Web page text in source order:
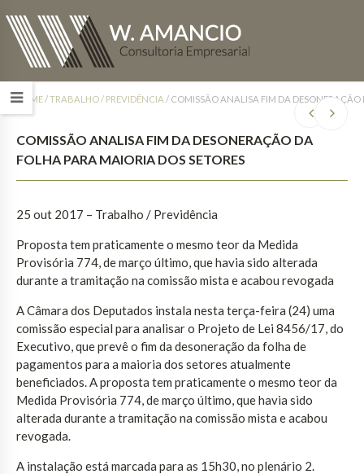
HOME/TRABALHO / PREVIDÊNCIA / COMISSÃO ANALISA FIM DA DESONERAÇÃO
COMISSÃO ANALISA FIM DA DESONERAÇÃO DA
FOLHA PARA MAIORIA DOS SETORES
25 out 2017 – Trabalho / Previdência
Proposta tem praticamente o mesmo teor da Medida
Provisória 774, de março último, que havia sido alterada
durante a tramitação na comissão mista e acabou revogada
A Câmara dos Deputados instala nesta terça-feira (24) uma
comissão especial para analisar o Projeto de Lei 8456/17, do
Executivo, que prevê o fim da desoneração da folha de
pagamentos para a maioria dos setores atualmente
beneficiados. A proposta tem praticamente o mesmo teor da
Medida Provisória 774, de março último, que havia sido
alterada durante a tramitação na comissão mista e acabou
revogada.
A instalação está marcada para as 15h30, no plenário 2.